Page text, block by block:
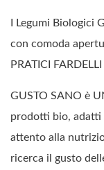
I Legumi Biologici
con comoda
PRATICI
GUSTO SANO è
prodotti bio, adatti
attento alla
ricerca il gusto